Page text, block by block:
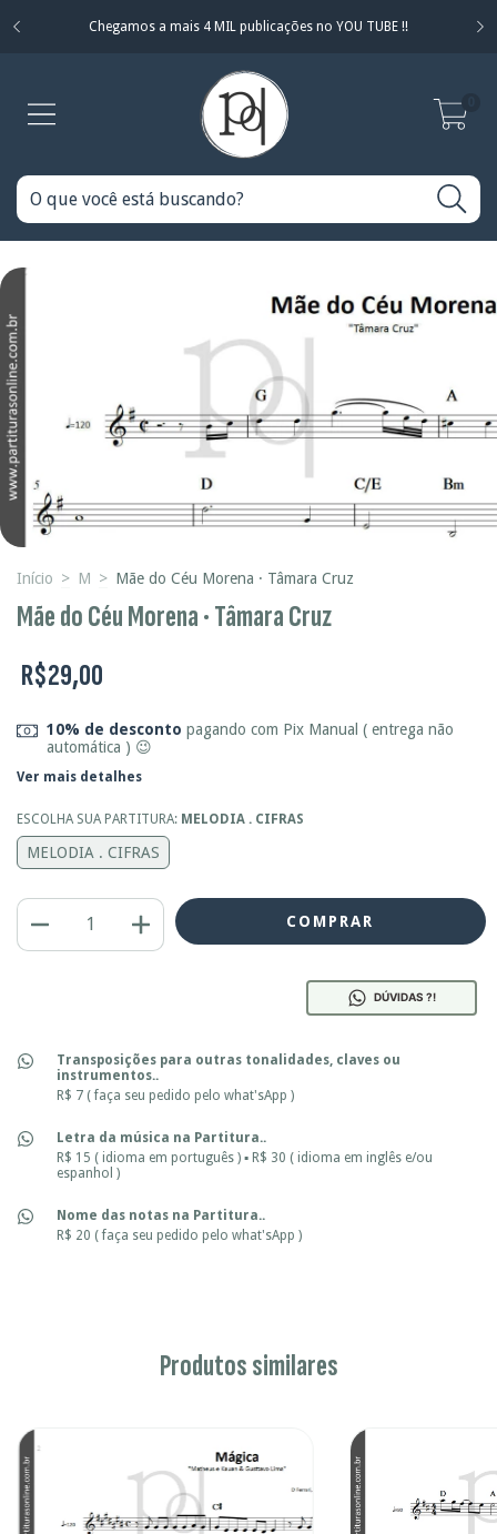
Chegamos a mais 4 MIL publicações no YOU TUBE !!
Início > M > Mãe do Céu Morena · Tâmara Cruz
Mãe do Céu Morena · Tâmara Cruz
R$29,00
10% de desconto pagando com Pix Manual ( entrega não
automática ) 😉
Ver mais detalhes
ESCOLHA SUA PARTITURA: MELODIA . CIFRAS
MELODIA . CIFRAS
DÚVIDAS ?!
Transposições para outras tonalidades, claves ou
instrumentos..
R$ 7 ( faça seu pedido pelo what'sApp )
Letra da música na Partitura..
R$ 15 ( idioma em português ) ▪ R$ 30 ( idioma em inglês e/ou
espanhol )
Nome das notas na Partitura..
R$ 20 ( faça seu pedido pelo what'sApp )
Produtos similares